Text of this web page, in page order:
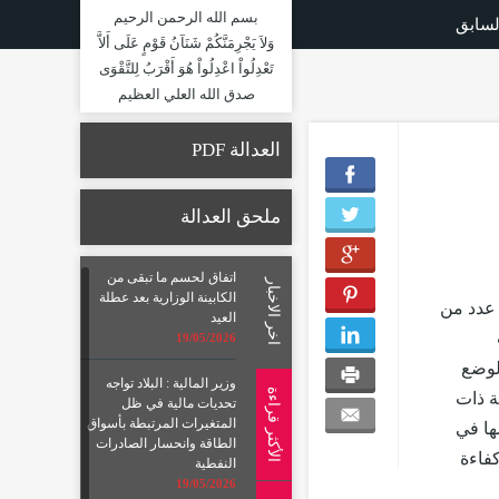
بسم الله الرحمن الرحيم
وَلاَ يَجْرِمَنَّكُمْ شَنَآنُ قَوْمٍ عَلَى أَلاَّ
تَعْدِلُواْ اعْدِلُواْ هُوَ أَقْرَبُ لِلتَّقْوَى
صدق الله العلي العظيم
عدد من
ذات
في
العدالة PDF
ملحق العدالة
اتفاق لحسم ما تبقى من
الكابينة الوزارية بعد عطلة
العيد
19/05/2026
وزير المالية : البلاد تواجه
تحديات مالية في ظل
المتغيرات المرتبطة بأسواق
الطاقة وانحسار الصادرات
النفطية
19/05/2026
اخر الاخبار
الأكثر قراءة